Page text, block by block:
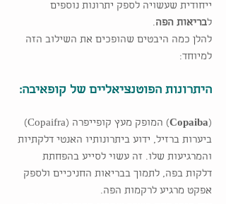
ייחודית שעשויה לספק יתרונות נוספים
לבריאות הפה.
להלן כמה היבטים שהופכים את השילוב הזה
למיוחד:
היתרונות הפוטנציאליים של קופאיבה:
(
Copaiba
) המופק מעץ קופייפרה (Copaifra)
ביערות ברזיל, ידוע ביתרונותיו האנטי דלקתיות
והמרגיעות שלו. זה עשוי לסייע בהפחתת
דלקות בפה, לתמוך בבריאות החניכיים ולספק
אפקט מרגיע לרקמות הפה.